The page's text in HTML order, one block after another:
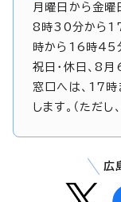
月曜日から金曜
8時30分から17
時から16時45
祝日・休日、8
窓口へは、17時
します。（ただ
広